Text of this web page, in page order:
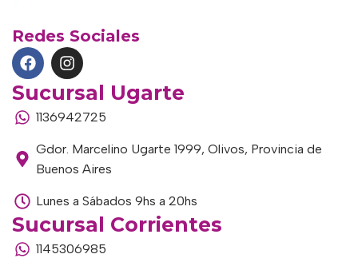
Redes Sociales
Sucursal Ugarte
1136942725
Gdor. Marcelino Ugarte 1999, Olivos, Provincia de
Buenos Aires
Lunes a Sábados 9hs a 20hs
Sucursal Corrientes
1145306985